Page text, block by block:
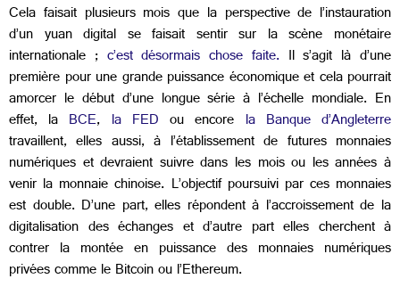
Cela faisait plusieurs mois que la perspective de l’instauration
d’un yuan digital se faisait sentir sur la scène monétaire
internationale ; c’est désormais chose faite. Il s’agit là d’une
première pour une grande puissance économique et cela pourrait
amorcer le début d’une longue série à l’échelle mondiale. En
effet, la BCE, la FED ou encore la Banque d’Angleterre
travaillent, elles aussi, à l’établissement de futures monnaies
numériques et devraient suivre dans les mois ou les années à
venir la monnaie chinoise. L’objectif poursuivi par ces monnaies
est double. D’une part, elles répondent à l’accroissement de la
digitalisation des échanges et d’autre part elles cherchent à
contrer la montée en puissance des monnaies numériques
privées comme le Bitcoin ou l’Ethereum.